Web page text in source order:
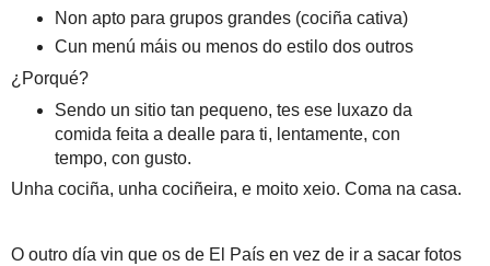
Non apto para grupos grandes (cociña cativa)
Cun menú máis ou menos do estilo dos outros
¿Porqué?
Sendo un sitio tan pequeno, tes ese luxazo da
comida feita a dealle para ti, lentamente, con
tempo, con gusto.
Unha cociña, unha cociñeira, e moito xeio. Coma na casa.
O outro día vin que os de El País en vez de ir a sacar fotos